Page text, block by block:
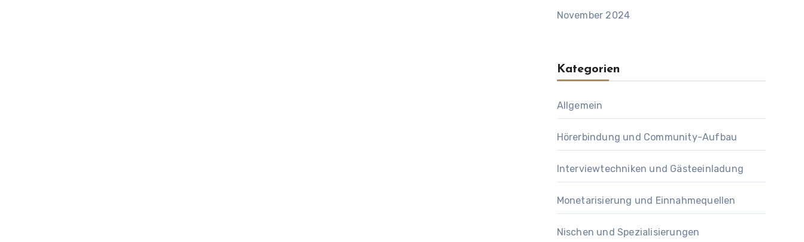
November 2024
Kategorien
Allgemein
Hörerbindung und Community-Aufbau
Interviewtechniken und Gästeeinladung
Monetarisierung und Einnahmequellen
Nischen und Spezialisierungen